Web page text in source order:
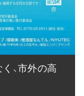
、市外の高